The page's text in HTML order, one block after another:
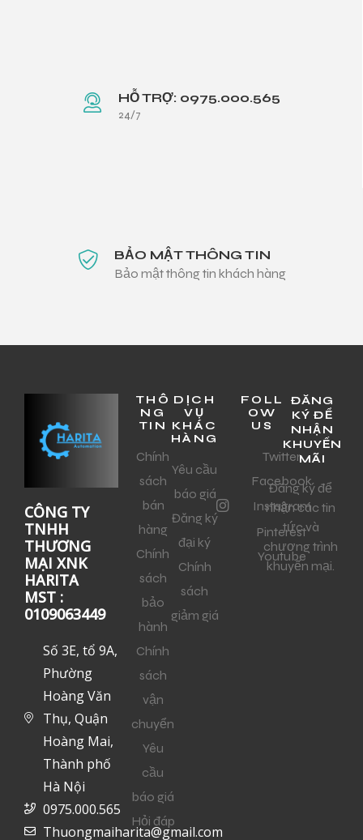
HỖ TRỢ: 0975.000.565
24/7
BẢO MẬT THÔNG TIN
Bảo mật thông tin khách hàng
CÔNG TY
TNHH
THƯƠNG
MẠI XNK
HARITA
MST :
0109063449
Số 3E, tổ 9A,
Phường
Hoàng Văn
Thụ, Quận
Hoàng Mai,
Thành phố
Hà Nội
0975.000.565
Thuongmaiharita@gmail.com
THÔ
NG
TIN
Chính
sách
bán
hàng
Chính
sách
bảo
hành
Chính
sách
vận
chuyển
Yêu
cầu
báo giá
Hỏi đáp
DỊCH
VỤ
KHÁC
HÀNG
Yêu cầu
báo giá
Đăng ký
đại ký
Chính
sách
giảm giá
FOLL
OW
US
Twitter
Facebook
Instagram
Pinterest
Youtube
ĐĂNG
KÝ ĐỂ
NHẬN
KHUYẾN
MÃI
Đăng ký để
nhận các tin
tức và
chương trình
khuyến mại.